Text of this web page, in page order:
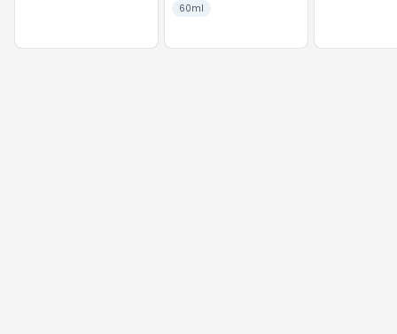
60ml